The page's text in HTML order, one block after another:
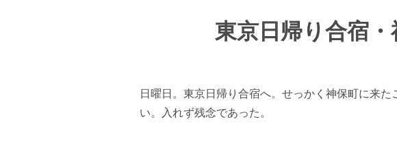
東京日帰り合宿・
日曜日。東京日帰り合宿へ。せっかく神保町に来
い。入れず残念であった。